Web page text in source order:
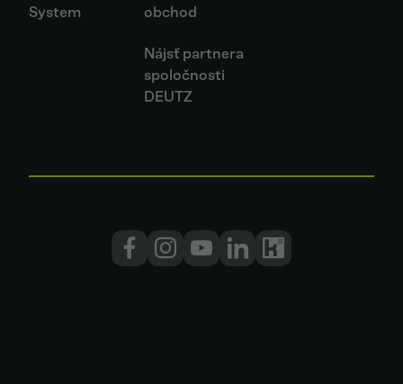
System
obchod
Nájsť partnera
spoločnosti
DEUTZ